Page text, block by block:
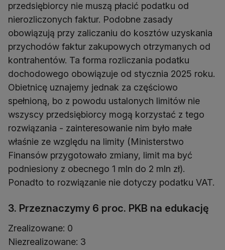
przedsiębiorcy nie muszą płacić podatku od
nierozliczonych faktur. Podobne zasady
obowiązują przy zaliczaniu do kosztów uzyskania
przychodów faktur zakupowych otrzymanych od
kontrahentów. Ta forma rozliczania podatku
dochodowego obowiązuje od stycznia 2025 roku.
Obietnicę uznajemy jednak za częściowo
spełnioną, bo z powodu ustalonych limitów nie
wszyscy przedsiębiorcy mogą korzystać z tego
rozwiązania - zainteresowanie nim było małe
właśnie ze względu na limity (Ministerstwo
Finansów przygotowało zmiany, limit ma być
podniesiony z obecnego 1 mln do 2 mln zł).
Ponadto to rozwiązanie nie dotyczy podatku VAT.
3. Przeznaczymy 6 proc. PKB na edukację
Zrealizowane: 0
Niezrealizowane: 3